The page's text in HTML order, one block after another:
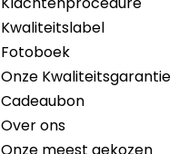
Kwaliteitslabel
Fotoboek
Onze Kwaliteitsgarantie
Cadeaubon
Over ons